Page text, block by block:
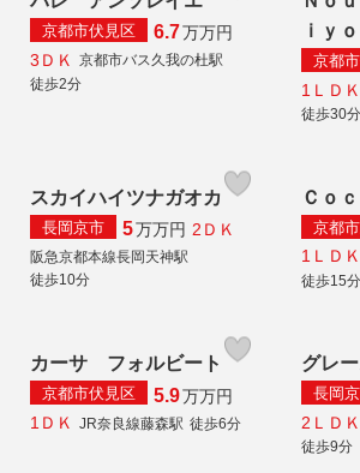
京都市伏見区 6.7万万円
3ＤＫ
京都市バス久我の杜駅
徒歩2分
ｉｙｏ
京都
1ＬＤＫ
徒歩30分
スカイハイツナガオカ
長岡京市 5万万円 2ＤＫ
阪急京都本線長岡天神駅
徒歩10分
Ｃｏ
京都
1ＬＤＫ
徒歩15分
カーサ フォルビート
京都市伏見区 5.9万万円
1ＤＫ
JR奈良線藤森駅 徒歩6分
グレ
長岡
2ＬＤＫ
徒歩9分